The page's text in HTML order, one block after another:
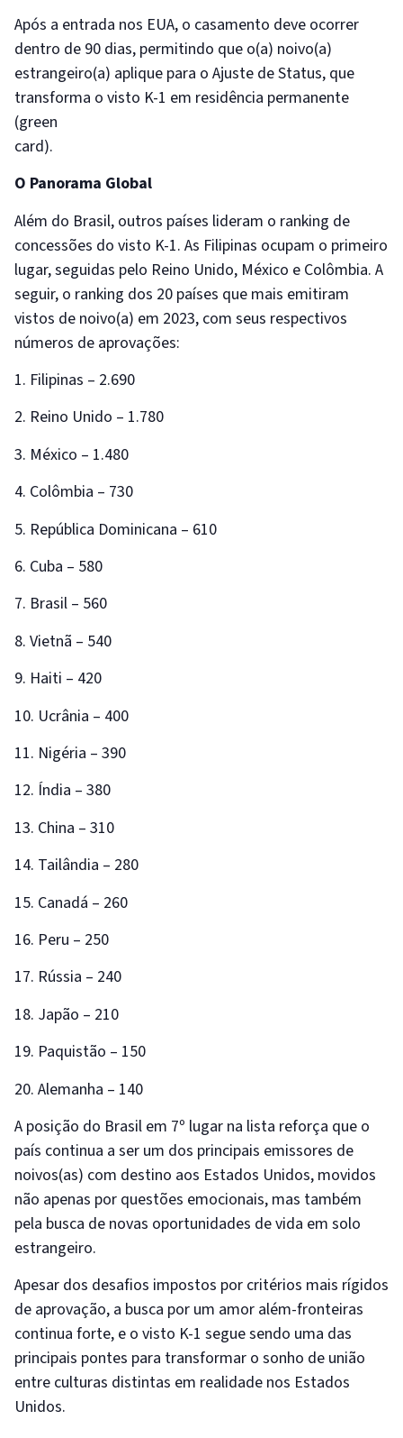
Após a entrada nos EUA, o casamento deve ocorrer
dentro de 90 dias, permitindo que o(a) noivo(a)
estrangeiro(a) aplique para o Ajuste de Status, que
transforma o visto K-1 em residência permanente
(green
O Panorama Global
Além do Brasil, outros países lideram o ranking de
concessões do visto K-1. As Filipinas ocupam o primeiro
lugar, seguidas pelo Reino Unido, México e Colômbia. A
seguir, o ranking dos 20 países que mais emitiram
vistos de noivo(a) em 2023, com seus respectivos
números de aprovações:
1. Filipinas – 2.690
2. Reino Unido – 1.780
3. México – 1.480
4. Colômbia – 730
5. República Dominicana – 610
6. Cuba – 580
7. Brasil – 560
8. Vietnã – 540
9. Haiti – 420
10. Ucrânia – 400
11. Nigéria – 390
12. Índia – 380
13. China – 310
14. Tailândia – 280
15. Canadá – 260
16. Peru – 250
17. Rússia – 240
18. Japão – 210
19. Paquistão – 150
20. Alemanha – 140
A posição do Brasil em 7º lugar na lista reforça que o
país continua a ser um dos principais emissores de
noivos(as) com destino aos Estados Unidos, movidos
não apenas por questões emocionais, mas também
pela busca de novas oportunidades de vida em solo
estrangeiro.
Apesar dos desafios impostos por critérios mais rígidos
de aprovação, a busca por um amor além-fronteiras
continua forte, e o visto K-1 segue sendo uma das
principais pontes para transformar o sonho de união
entre culturas distintas em realidade nos Estados
Unidos.